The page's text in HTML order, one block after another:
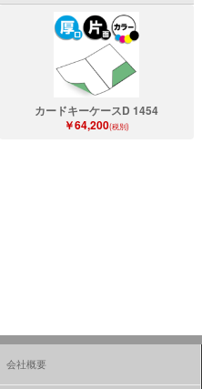
カードキーケースD 1454
￥64,200(税別)
会社概要